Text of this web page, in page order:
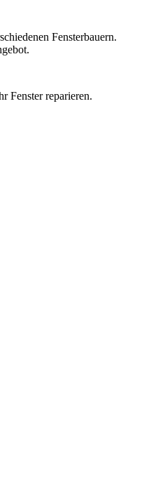
Fensterbauern.
Fenster reparieren.